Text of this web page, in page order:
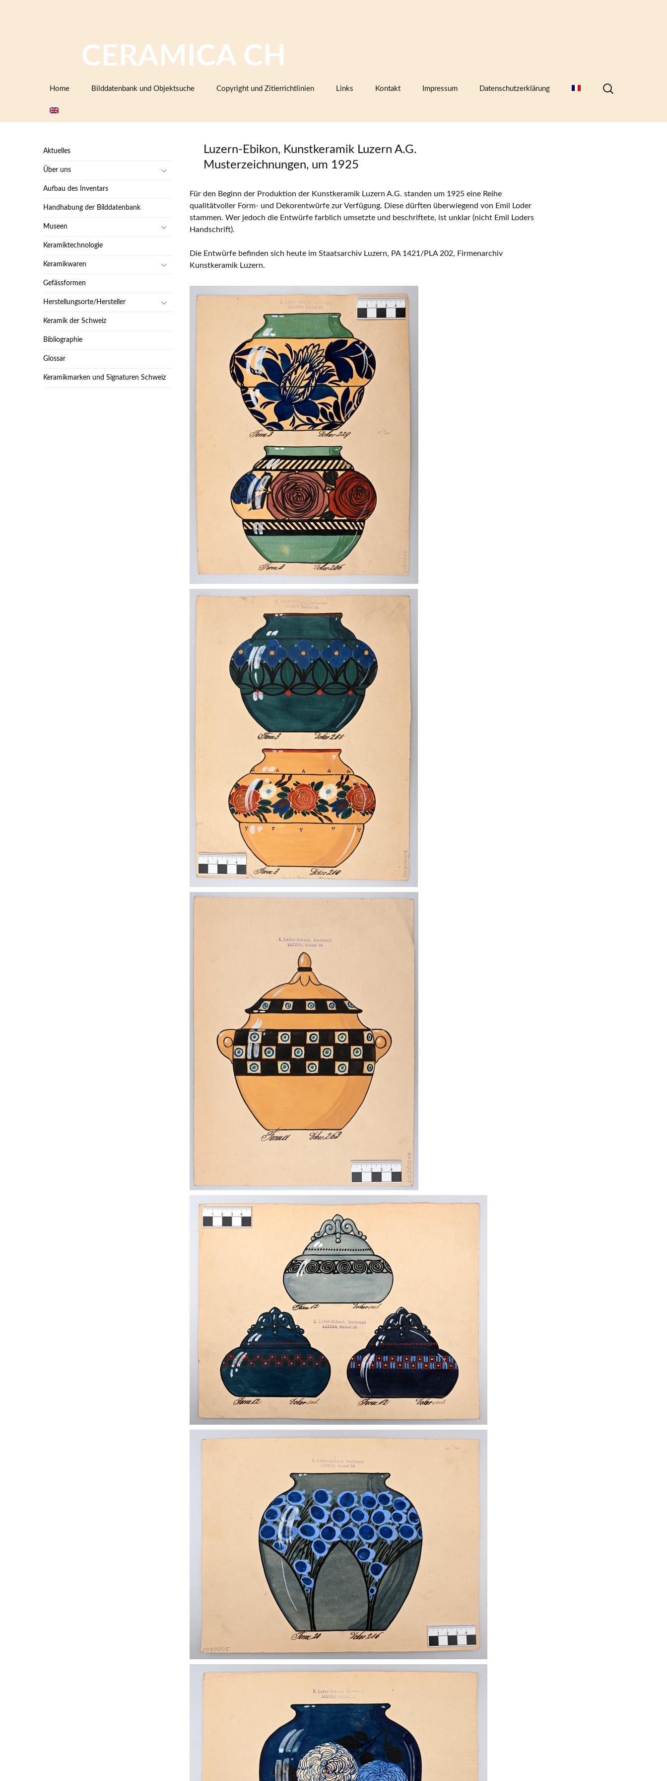
CERAMICA CH
springen
Home Bilddatenbank und Objektsuche Copyright und Zitierrichtlinien Links
Keramiklexika, Glossare,
Museen und Institutionen in der
Schweiz (inklusive Projektpartner)
Keramiksammlungen
Kontakt Impressum Datenschutzerklärung
Suchen
nach:
Luzern-Ebikon, Kunstkeramik Luzern A.G.
Musterzeichnungen, um 1925
Für den Beginn der Produktion der Kunstkeramik Luzern A.G. standen um 1925 eine Reihe
qualitätvoller Form- und Dekorentwürfe zur Verfügung. Diese dürften überwiegend von Emil Loder
stammen. Wer jedoch die Entwürfe farblich umsetzte und beschriftete, ist unklar (nicht Emil Loders
Handschrift).
Die Entwürfe befinden sich heute im Staatsarchiv Luzern, PA 1421/PLA 202, Firmenarchiv
Kunstkeramik Luzern.
Aktuelles
Über uns
Aufbau des Inventars
Handhabung der Bilddatenbank
Museen
Keramiktechnologie
Keramikwaren
Gefässformen
Herstellungsorte/Hersteller
Keramik der Schweiz
Bibliographie
Glossar
Keramikmarken und Signaturen Schweiz